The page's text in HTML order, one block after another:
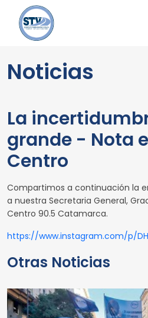
Noticias
La
grande - Nota
Centro
Compartimos a continuación la
a nuestra Secretaria General,
Centro 90.5 Catamarca.
https://www.instagram.com/p/
Otras Noticias